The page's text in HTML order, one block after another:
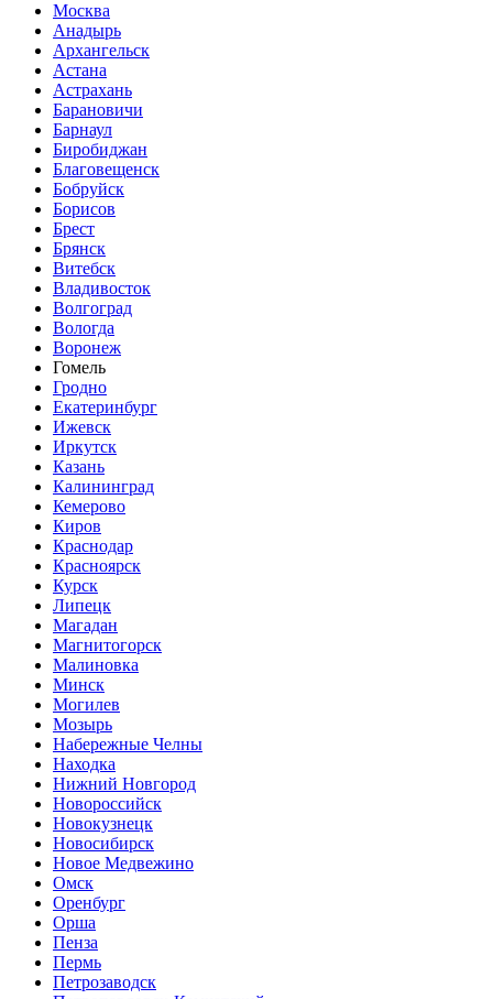
Москва
Анадырь
Архангельск
Астана
Астрахань
Барановичи
Барнаул
Биробиджан
Благовещенск
Бобруйск
Борисов
Брест
Брянск
Витебск
Владивосток
Волгоград
Вологда
Воронеж
Гомель
Гродно
Екатеринбург
Ижевск
Иркутск
Казань
Калининград
Кемерово
Киров
Краснодар
Красноярск
Курск
Липецк
Магадан
Магнитогорск
Малиновка
Минск
Могилев
Мозырь
Набережные Челны
Находка
Нижний Новгород
Новороссийск
Новокузнецк
Новосибирск
Новое Медвежино
Омск
Оренбург
Орша
Пенза
Пермь
Петрозаводск